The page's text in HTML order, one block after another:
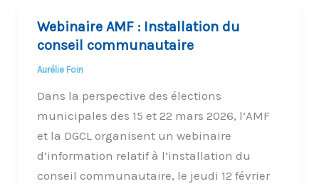
Webinaire AMF : Installation du
conseil communautaire
Aurélie Foin
Dans la perspective des élections
municipales des 15 et 22 mars 2026, l’AMF
et la DGCL organisent un webinaire
d’information relatif à l’installation du
conseil communautaire, le jeudi 12 février